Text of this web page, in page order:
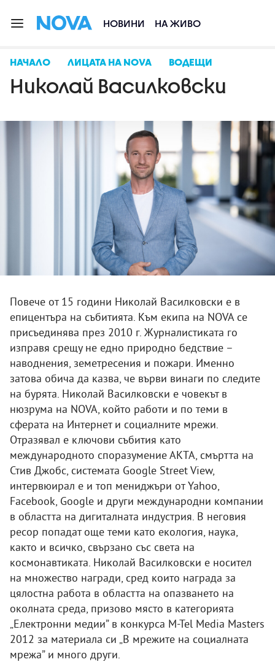
НОВИНИ НА ЖИВО
НАЧАЛО ЛИЦАТА НА NOVA ВОДЕЩИ
Николай Василковски
Повече от 15 години Николай Василковски е в
епицентъра на събитията. Към екипа на NOVA се
присъединява през 2010 г. Журналистиката го
изправя срещу не едно природно бедствие –
наводнения, земетресения и пожари. Именно
затова обича да казва, че върви винаги по следите
на бурята. Николай Василковски е човекът в
нюзрума на NOVA, който работи и по теми в
сферата на Интернет и социалните мрежи.
Отразявал е ключови събития като
международното споразумение АКТА, смъртта на
Стив Джобс, системата Google Street View,
интервюирал е и топ мениджъри от Yahoo,
Facebook, Google и други международни компании
в областта на дигиталната индустрия. В неговия
ресор попадат още теми като екология, наука,
както и всичко, свързано със света на
космонавтиката. Николай Василковски е носител
на множество награди, сред които награда за
цялостна работа в областта на опазването на
околната среда, призово място в категорията
„Електронни медии” в конкурса M-Tel Media Masters
2012 за материала си „В мрежите на социалната
мрежа” и много други.